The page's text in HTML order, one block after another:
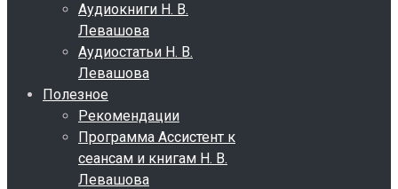
Аудиокниги Н. В.
Левашова
Аудиостатьи Н. В.
Левашова
Полезное
Рекомендации
Программа Ассистент к
сеансам и книгам Н. В.
Левашова